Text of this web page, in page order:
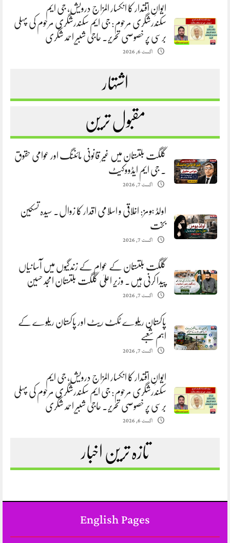
ایوانِ اقتدار کا انکسار المزاج درویش، جی ایم
سکندرشگری مرحوم: جی ایم سکندرشگری مرحوم کی پہلی
برسی پر خصوصی تحریر. حاجی شبیر احمد شگری
اگست 6, 2026
اشتہار
مقبول ترین
گلگت بلتستان میں غیر قانونی مائننگ اور عوامی حقوق
. جی ایم ایڈووکیٹ
اگست 7, 2026
اولڈ ہومز: اخلاقی و اسلامی اقدار کا زوال. سیدہ تسکین
بخت
اگست 7, 2026
گلگت بلتستان کے عوام کے زندگیوں میں آسانیاں
پیدا کرنی ہیں. وزیر اعلیٰ گلگت بلتستان امجد حسین
اگست 7, 2026
پاکستان ریلوے ٹکٹ ریٹ اور پاکستان ریلوے کے
اہم شعبے
اگست 7, 2026
ایوانِ اقتدار کا انکسار المزاج درویش، جی ایم
سکندرشگری مرحوم: جی ایم سکندرشگری مرحوم کی پہلی
برسی پر خصوصی تحریر. حاجی شبیر احمد شگری
اگست 6, 2026
تازہ ترین اخبار
English Pages